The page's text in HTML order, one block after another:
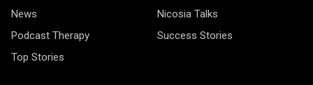
News
Nicosia Talks
Podcast Therapy
Success Stories
Top Stories